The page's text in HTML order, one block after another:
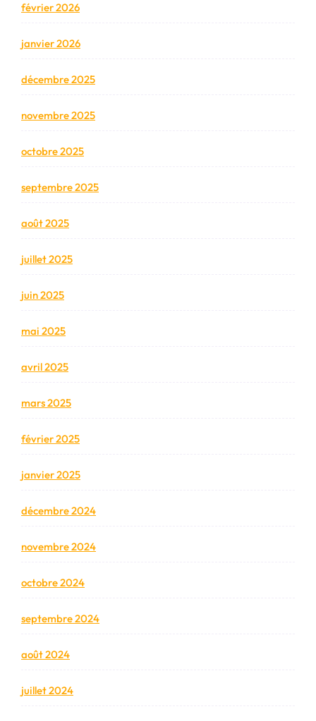
février 2026
janvier 2026
décembre 2025
novembre 2025
octobre 2025
septembre 2025
août 2025
juillet 2025
juin 2025
mai 2025
avril 2025
mars 2025
février 2025
janvier 2025
décembre 2024
novembre 2024
octobre 2024
septembre 2024
août 2024
juillet 2024